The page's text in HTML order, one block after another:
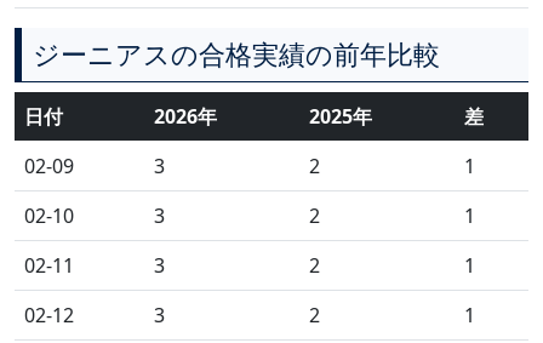
ジーニアスの合格実績の前年比較
日付 2026年 2025年
差
02-09
3 2
1
02-10
3 2
1
02-11
3 2
1
02-12
3 2
1